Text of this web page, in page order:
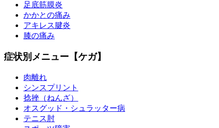
足底筋膜炎
かかとの痛み
アキレス腱炎
膝の痛み
症状別メニュー【ケガ】
肉離れ
シンスプリント
捻挫（ねんざ）
オスグッド・シュラッター病
テニス肘